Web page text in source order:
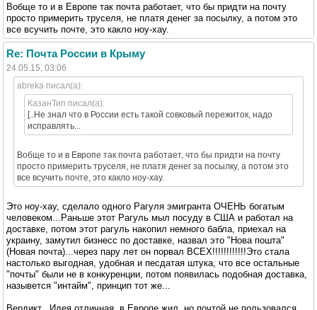
Вобще то и в Европе так почта работает, что бы придти на почту
просто примерить труселя, не платя денег за посылку, а потом это
все всучить почте, это какло ноу-хау.
Re: Почта России в Крыму
24.05.15, 03:06
abreka писал(а):
КазанТип писал(а):
[..Не знал что в России есть такой совковый пережиток, надо
исправлять...
Вобще то и в Европе так почта работает, что бы придти на почту
просто примерить труселя, не платя денег за посылку, а потом это
все всучить почте, это какло ноу-хау.
Это ноу-хау, сделало одного Рагуля эмигранта ОЧЕНЬ богатым
человеком...Раньше этот Рагуль мыл посуду в США и работал на
доставке, потом этот рагуль накопил немного бабла, приехал на
украину, замутил бизнесс по доставке, назвал это "Нова пошта"
(Новая почта)...через пару лет он порвал ВСЕХ!!!!!!!!!!!!Это стала
настолько выгодная, удобная и песдатая штука, что все остальные
"почты" были не в конкуренции, потом появилась подобная доставка,
назывется "интайм", принцип тот же...